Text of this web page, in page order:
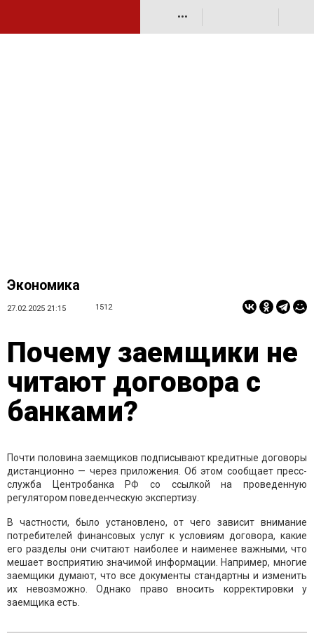
•••
Экономика
27.02.2025 21:15 1512
Почему заемщики не
читают договора с
банками?
Почти половина заемщиков подписывают кредитные договоры
дистанционно — через приложения. Об этом сообщает пресс-
служба Центробанка РФ со ссылкой на проведенную
регулятором поведенческую экспертизу.
В частности, было установлено, от чего зависит внимание
потребителей финансовых услуг к условиям договора, какие
его разделы они считают наиболее и наименее важными, что
мешает восприятию значимой информации. Например, многие
заемщики думают, что все документы стандартны и изменить
их невозможно. Однако право вносить корректировки у
заемщика есть.